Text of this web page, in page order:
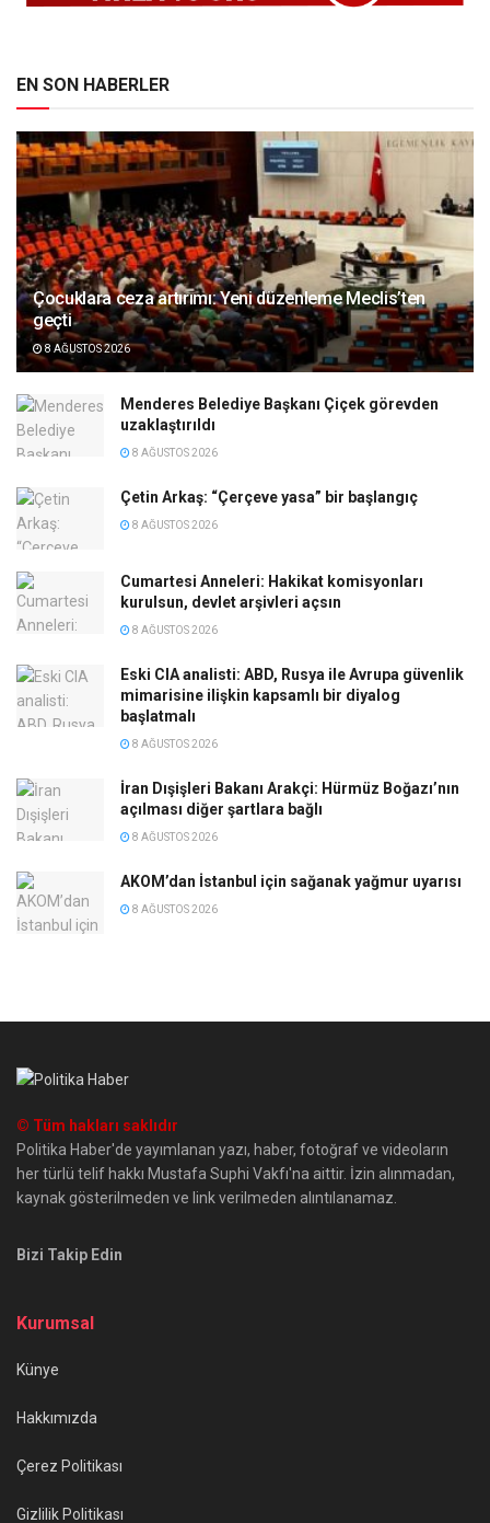
EN SON HABERLER
Çocuklara ceza artırımı: Yeni düzenleme Meclis’ten
geçti
8 AĞUSTOS 2026
Menderes Belediye Başkanı Çiçek görevden
uzaklaştırıldı
8 AĞUSTOS 2026
Çetin Arkaş: “Çerçeve yasa” bir başlangıç
8 AĞUSTOS 2026
Cumartesi Anneleri: Hakikat komisyonları
kurulsun, devlet arşivleri açsın
8 AĞUSTOS 2026
Eski CIA analisti: ABD, Rusya ile Avrupa güvenlik
mimarisine ilişkin kapsamlı bir diyalog
başlatmalı
8 AĞUSTOS 2026
İran Dışişleri Bakanı Arakçi: Hürmüz Boğazı’nın
açılması diğer şartlara bağlı
8 AĞUSTOS 2026
AKOM’dan İstanbul için sağanak yağmur uyarısı
8 AĞUSTOS 2026
© Tüm hakları saklıdır
Politika Haber'de yayımlanan yazı, haber, fotoğraf ve videoların
her türlü telif hakkı Mustafa Suphi Vakfı'na aittir. İzin alınmadan,
kaynak gösterilmeden ve link verilmeden alıntılanamaz.
Bizi Takip Edin
Kurumsal
Künye
Hakkımızda
Çerez Politikası
Gizlilik Politikası